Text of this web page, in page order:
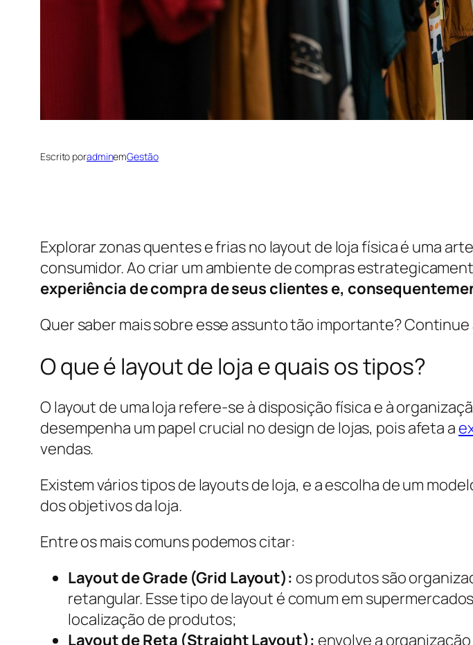
Escrito poradminemGestão
Explorar zonas quentes e frias no layout de loja física é uma
consumidor. Ao criar um ambiente de compras
experiência de compra de seus clientes e,
Quer saber mais sobre esse assunto tão importante?
O que é layout de loja e quais os tipos?
O layout de uma loja refere-se à disposição física e à
desempenha um papel crucial no design de lojas, pois afeta a
vendas.
Existem vários tipos de layouts de loja, e a escolha de um
dos objetivos da loja.
Entre os mais comuns podemos citar:
Layout de Grade (Grid Layout): os produtos são
retangular. Esse tipo de layout é comum em
localização de produtos;
Layout de Reta (Straight Layout): envolve a